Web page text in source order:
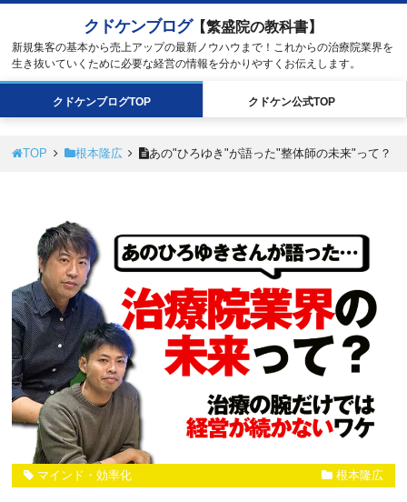
クドケンブログ【繁盛院の教科書】
新規集客の基本から売上アップの最新ノウハウまで！これからの治療院業界を
生き抜いていくために必要な経営の情報を分かりやすくお伝えします。
クドケンブログTOP クドケン公式TOP
TOP 根本隆広 あの"ひろゆき"が語った"整体師の未来"って？
マインド・効率化 根本隆広